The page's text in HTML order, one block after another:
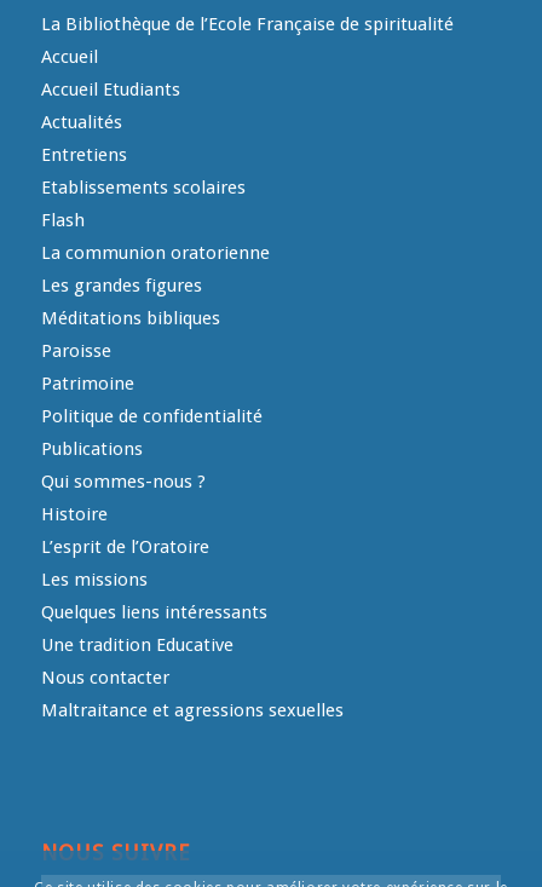
La Bibliothèque de l’Ecole Française de spiritualité
Accueil
Accueil Etudiants
Actualités
Entretiens
Etablissements scolaires
Flash
La communion oratorienne
Les grandes figures
Méditations bibliques
Paroisse
Patrimoine
Politique de confidentialité
Publications
Qui sommes-nous ?
Histoire
L’esprit de l’Oratoire
Les missions
Quelques liens intéressants
Une tradition Educative
Nous contacter
Maltraitance et agressions sexuelles
NOUS SUIVRE